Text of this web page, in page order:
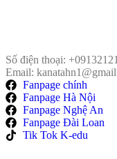
Số điện thoại:
Email:
Fanpage chính
Fanpage Hà Nội
Fanpage Nghệ An
Fanpage Đài Loan
Tik Tok K-edu